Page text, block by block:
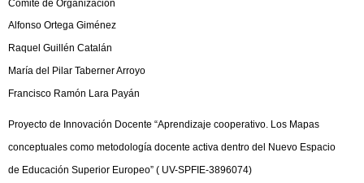
Comité de Organización
Alfonso Ortega Giménez
Raquel Guillén Catalán
María del Pilar Taberner Arroyo
Francisco Ramón Lara Payán
Proyecto de Innovación Docente “Aprendizaje cooperativo. Los Mapas
conceptuales como metodología docente activa dentro del Nuevo Espacio
de Educación Superior Europeo” ( UV-SPFIE-3896074)